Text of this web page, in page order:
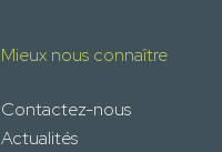
Mieux nous connaître
Contactez-nous
Actualités